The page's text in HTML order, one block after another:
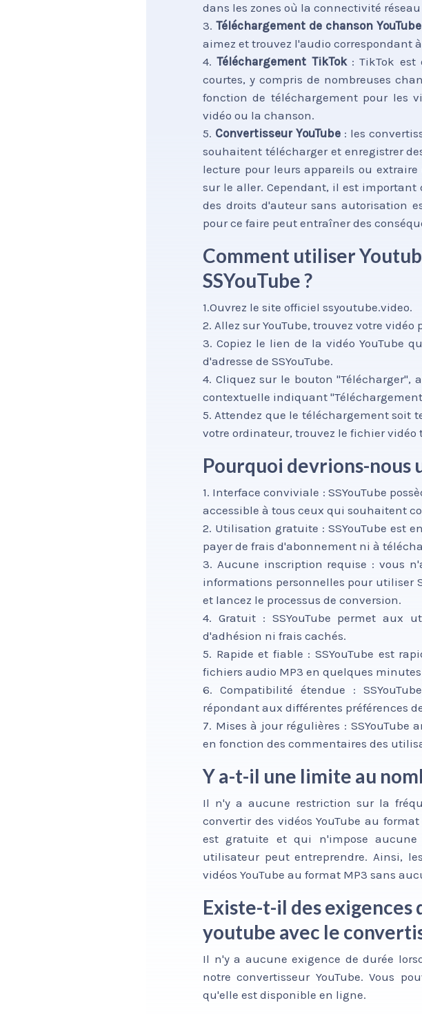
dans les zones où la connectivité
3.Téléchargement de chanson YouTube
aimez et trouvez l'audio correspondant
4.Téléchargement TikTok: TikTok est
courtes, y compris de nombreuses
fonction de téléchargement pour les
vidéo ou la chanson.
5. Convertisseur YouTube: les
souhaitent télécharger et enregistrer
lecture pour leurs appareils ou
sur le aller. Cependant, il est
des droits d'auteur sans autorisation
pour ce faire peut entraîner des
Comment utiliser
SSYouTube ?
1.Ouvrez le site officiel ssyoutube.video.
2. Allez sur YouTube, trouvez votre
3. Copiez le lien de la vidéo YouTube
d'adresse de SSYouTube.
4. Cliquez sur le bouton "Télécharger",
contextuelle indiquant
5. Attendez que le téléchargement soit
votre ordinateur, trouvez le fichier vidéo
Pourquoi devrions-nous
1. Interface conviviale : SSYouTube
accessible à tous ceux qui souhaitent
2. Utilisation gratuite : SSYouTube est
payer de frais d'abonnement ni à
3. Aucune inscription requise : vous
informations personnelles pour utiliser
et lancez le processus de conversion.
4. Gratuit : SSYouTube permet aux
d'adhésion ni frais cachés.
5. Rapide et fiable : SSYouTube est
fichiers audio MP3 en quelques
6. Compatibilité étendue :
répondant aux différentes préférences
7. Mises à jour régulières :
en fonction des commentaires des
Y a-t-il une limite au
Il n'y a aucune restriction sur la
convertir des vidéos YouTube au
est gratuite et qui n'impose aucune
utilisateur peut entreprendre. Ainsi,
vidéos YouTube au format MP3 sans
Existe-t-il des
youtube avec le
Il n'y a aucune exigence de durée
notre convertisseur YouTube. Vous
qu'elle est disponible en ligne.